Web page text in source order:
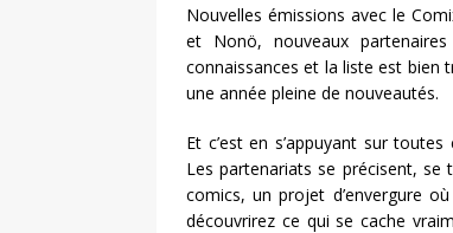
Nouvelles émissions avec le
et Nonö, nouveaux partenaires
connaissances et la liste est
une année pleine de nouveautés.
Et c’est en s’appuyant sur
Les partenariats se précisent,
comics, un projet d’envergure
découvrirez ce qui se cache